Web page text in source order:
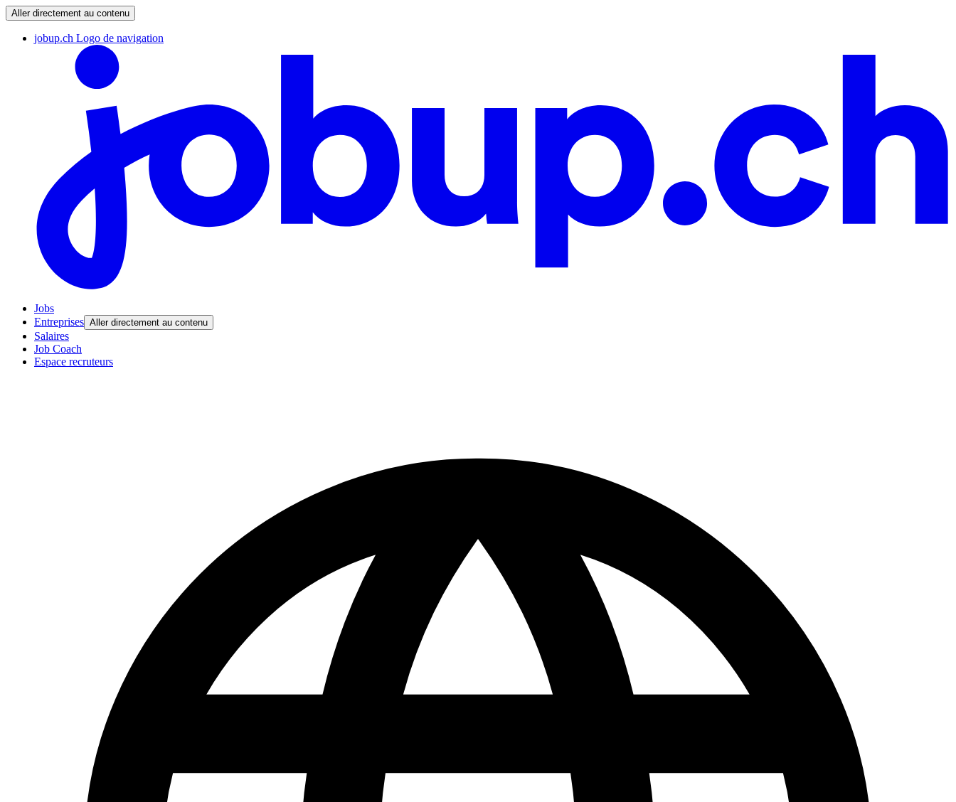
Aller directement au contenu
jobup.ch Logo de navigation
Jobs
Entreprises Aller directement au contenu
Salaires
Job Coach
Espace recruteurs